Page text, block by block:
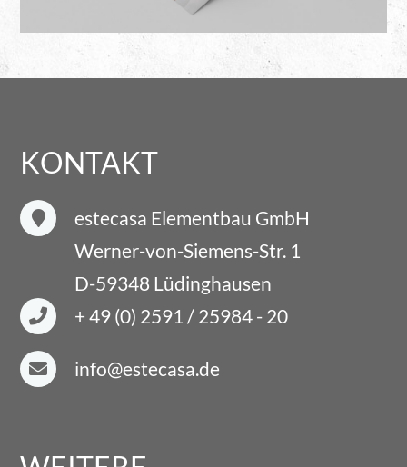
KONTAKT
estecasa Elementbau GmbH
Werner-von-Siemens-Str. 1
D-59348 Lüdinghausen
+ 49 (0) 2591 / 25984 - 20
info@estecasa.de